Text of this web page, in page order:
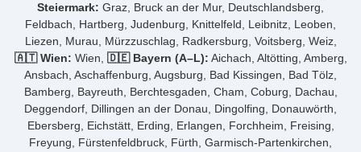
Steiermark: Graz, Bruck an der Mur, Deutschlandsberg,
Feldbach, Hartberg, Judenburg, Knittelfeld, Leibnitz, Leoben,
Liezen, Murau, Mürzzuschlag, Radkersburg, Voitsberg, Weiz,
🇦🇹 Wien: Wien, 🇩🇪 Bayern (A–L): Aichach, Altötting, Amberg,
Ansbach, Aschaffenburg, Augsburg, Bad Kissingen, Bad Tölz,
Bamberg, Bayreuth, Berchtesgaden, Cham, Coburg, Dachau,
Deggendorf, Dillingen an der Donau, Dingolfing, Donauwörth,
Ebersberg, Eichstätt, Erding, Erlangen, Forchheim, Freising,
Freyung, Fürstenfeldbruck, Fürth, Garmisch-Partenkirchen,